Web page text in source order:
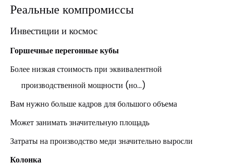
Реальные компромиссы
Инвестиции и космос
Горшечные перегонные кубы
Более низкая стоимость при эквивалентной
производственной мощности (но...)
Вам нужно больше кадров для большого объема
Может занимать значительную площадь
Затраты на производство меди значительно выросли
Колонка